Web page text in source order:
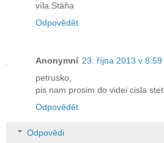
víla.Stáňa
Odpovědět
Anonymní 23. října 2013 v 8:59
petrusko,
pis nam prosim do videi cisla
Odpovědět
Odpovědi